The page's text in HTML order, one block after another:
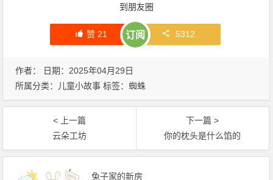
到朋友圈
赞 21 订阅 5312
作者： 日期：2025年04月29日
所属分类： 儿童小故事 标签： 蜘蛛
< 上一篇
云朵工坊
下一篇 >
你的枕头是什么馅的
兔子家的新房